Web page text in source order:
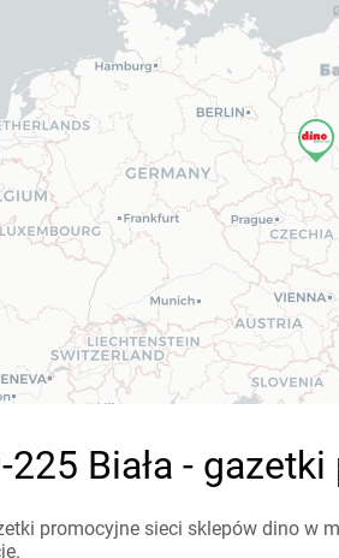
225 Biała -
promocyjne sieci sklepów dino w